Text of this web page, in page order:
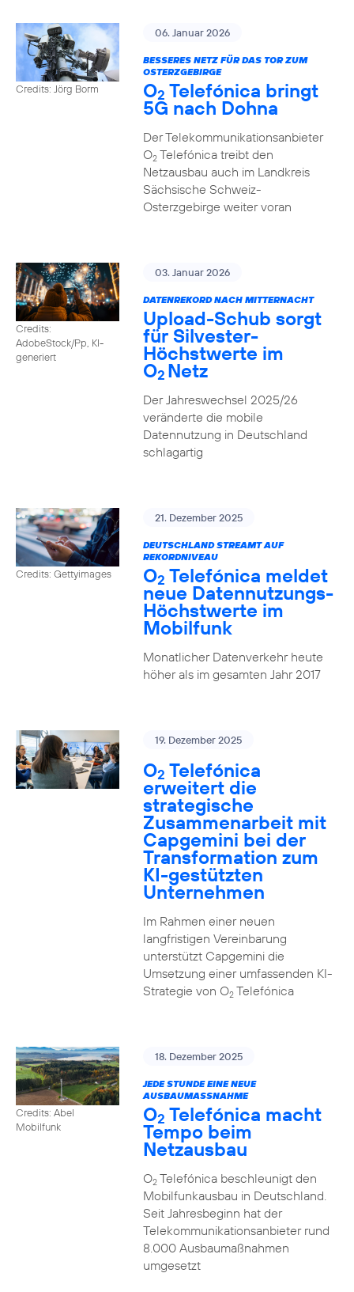
Credits: Jörg Borm
06. Januar 2026
BESSERES NETZ FÜR DAS TOR ZUM
OSTERZGEBIRGE
O2 Telefónica bringt
5G nach Dohna
Der Telekommunikationsanbieter
O2Telefónica treibt den
Netzausbau auch im Landkreis
Sächsische Schweiz-
Osterzgebirge weiter voran
Credits:
AdobeStock/Pp, KI-
generiert
03. Januar 2026
DATENREKORD NACH MITTERNACHT
Upload-Schub sorgt
für Silvester-
Höchstwerte im
O2 Netz
Der Jahreswechsel 2025/26
veränderte die mobile
Datennutzung in Deutschland
schlagartig
Credits: Gettyimages
21. Dezember 2025
DEUTSCHLAND STREAMT AUF
REKORDNIVEAU
O2 Telefónica meldet
neue Datennutzungs-
Höchstwerte im
Mobilfunk
Monatlicher Datenverkehr heute
höher als im gesamten Jahr 2017
19. Dezember 2025
O2 Telefónica
erweitert die
strategische
Zusammenarbeit mit
Capgemini bei der
Transformation zum
KI-gestützten
Unternehmen
Im Rahmen einer neuen
langfristigen Vereinbarung
unterstützt Capgemini die
Umsetzung einer umfassenden KI-
Strategie von O2Telefónica
Credits: Abel
Mobilfunk
18. Dezember 2025
JEDE STUNDE EINE NEUE
AUSBAUMASSNAHME
O2 Telefónica macht
Tempo beim
Netzausbau
O2Telefónica beschleunigt den
Mobilfunkausbau in Deutschland.
Seit Jahresbeginn hat der
Telekommunikationsanbieter rund
8.000 Ausbaumaßnahmen
umgesetzt